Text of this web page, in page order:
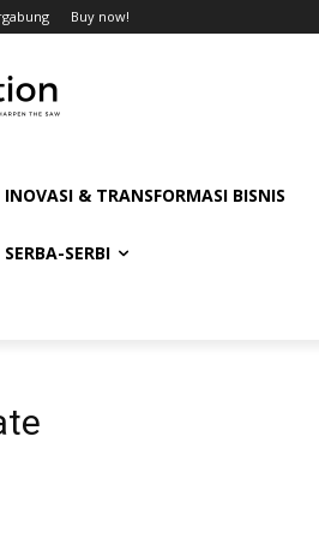
Buy now!
INOVASI & TRANSFORMASI BISNIS
SERBA-SERBI